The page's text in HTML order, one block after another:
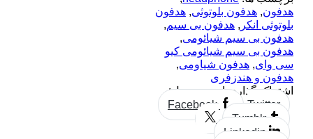
هدفون, هدفون بلوتوثی, هدفون
بلوتوثی انکر , هدفون بی سیم,
هدفون بی سیم شیائومی,
هدفون بی سیم شیائومی کیو
سی وای, هدفون شیاومی,
هدفون و هندزفری
اشتراک گذاری این محصول:
Facebook
Twitter
Tumblr
Linkedin